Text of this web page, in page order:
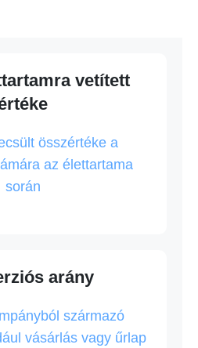
vetített
összértéke a
az élettartama
során
arány
származó
vásárlás vagy űrlap